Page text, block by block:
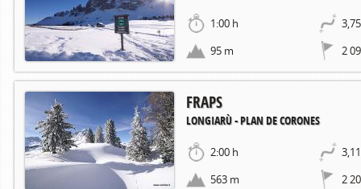
1:00 h
95 m
2
FRAPS
LONGIARÙ - PLAN DE CORONES
2:00 h
563 m
2